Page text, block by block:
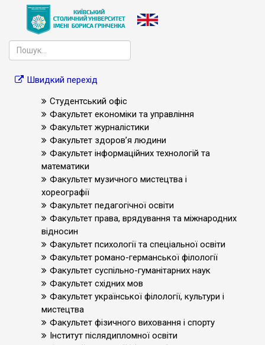
Швидкий перехід
Студентський офіс
Факультет економіки та управління
Факультет журналістики
Факультет здоров’я людини
Факультет інформаційних технологій та
математики
Факультет музичного мистецтва і
хореографії
Факультет педагогічної освіти
Факультет права, врядування та міжнародних
відносин
Факультет психології та спеціальної освіти
Факультет романо-германської філології
Факультет суспільно-гуманітарних наук
Факультет східних мов
Факультет української філології, культури і
мистецтва
Факультет фізичного виховання і спорту
Інститут післядипломної освіти